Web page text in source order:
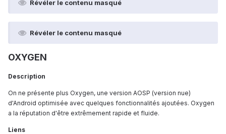
Révéler le contenu masqué
Révéler le contenu masqué
OXYGEN
Description
On ne présente plus Oxygen, une version AOSP (version nue)
d'Android optimisée avec quelques fonctionnalités ajoutées. Oxygen
a la réputation d'être extrêmement rapide et fluide.
Liens